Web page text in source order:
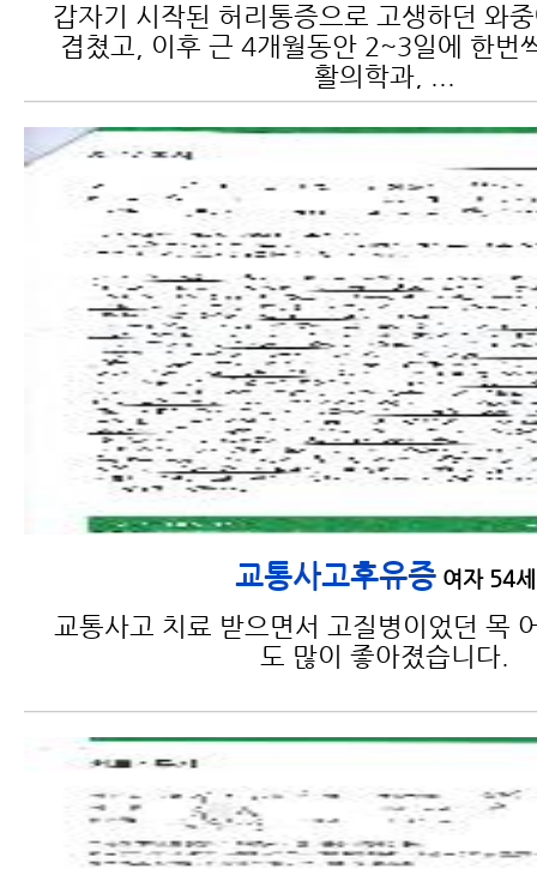
갑자기 시작된 허리통증으로 고생하던 와
겹쳤고, 이후 근 4개월동안 2~3일에 한번
활의학과, ...
교통사고후유증여자 54세
교통사고 치료 받으면서 고질병이었던 목
도 많이 좋아졌습니다.